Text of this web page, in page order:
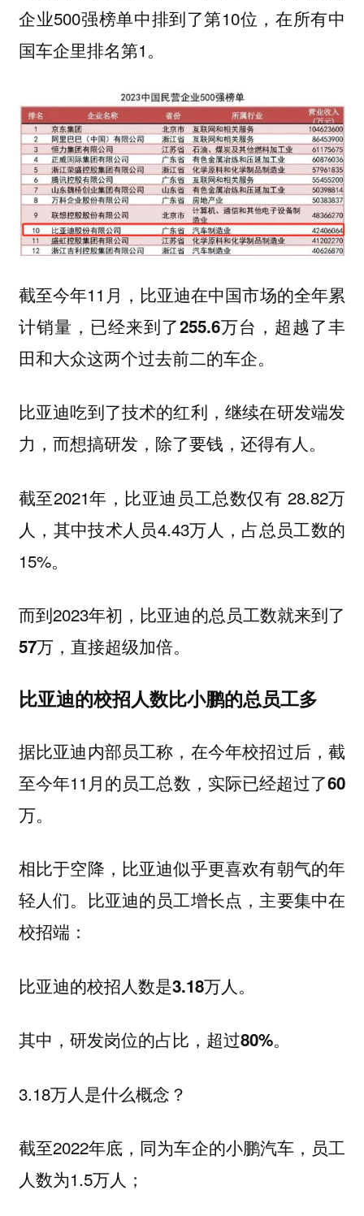
企业500强榜单中排到了第10位，在所有中
国车企里排名第1。
截至今年11月，比亚迪在中国市场的全年累
计销量，已经来到了255.6万台 ，超越了丰
田和大众这两个过去前二的车企。
比亚迪吃到了技术的红利，继续在研发端发
力，而想搞研发， 除了要钱，还得有人。
截至2021年，比亚迪员工总数仅有 28.82万
人，其中技术人员4.43万人，占总员工数的
15%。
而到2023年初，比亚迪的总员工数就来到了
57万，直接超级加倍。
比亚迪的校招人数比小鹏的总员工多
据比亚迪内部员工称，在今年校招过后，截
至今年11月的员工总数， 实际已经超过了60
万。
相比于空降，比亚迪似乎更喜欢有朝气的年
轻人们。比亚迪的员工增长点，主要集中在
校招端：
比亚迪的校招人数是3.18万人 。
其中， 研发岗位的占比，超过80%。
3.18万人是什么概念？
截至2022年底，同为车企的小鹏汽车，员工
人数为1.5万人；